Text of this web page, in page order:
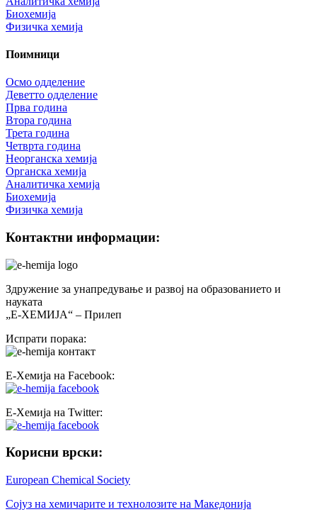
Биохемија
Физичка хемија
Поимници
Осмо одделение
Деветто одделение
Прва година
Втора година
Трета година
Четврта година
Неорганска хемија
Органска хемија
Аналитичка хемија
Биохемија
Физичка хемија
Контактни информации:
Здружение за унапредување и развој на образованието и
науката
„Е-ХЕМИЈА“ – Прилеп
Испрати порака:
Е-Хемија на Facebook:
Е-Хемија на Twitter:
Корисни врски:
European Chemical Society
Сојуз на хемичарите и технолозите на Македонија